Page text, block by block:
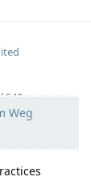
540
Weg